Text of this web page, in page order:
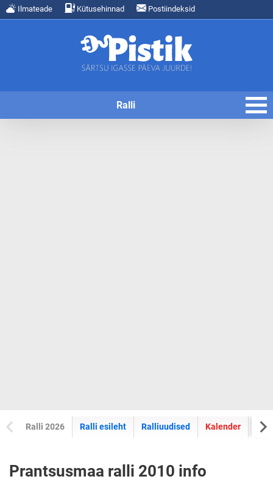
Ilmateade Kütusehinnad Postiindeksid
Ralli
Ralli 2026 Ralli esileht Ralliuudised Kalender
Prantsusmaa ralli 2010 info